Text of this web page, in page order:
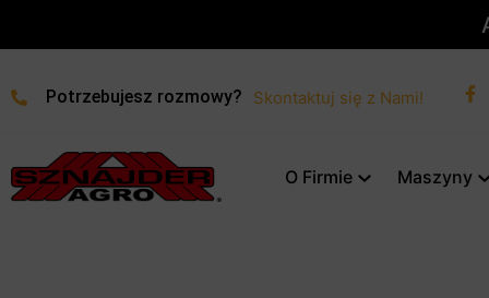
Potrzebujesz rozmowy? Skontaktuj się z Nami!
O Firmie Maszyny